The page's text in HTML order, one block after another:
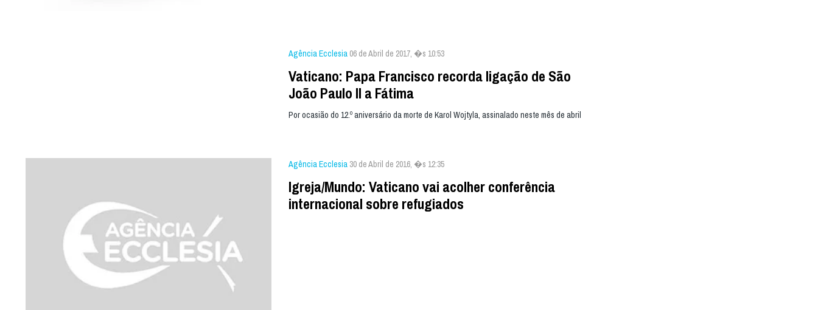
Agência Ecclesia 06 de Abril de 2017, �s 10:53
Vaticano: Papa Francisco recorda ligação de São
João Paulo II a Fátima
Por ocasião do 12.º aniversário da morte de Karol Wojtyla, assinalado neste mês de abril
Agência Ecclesia 30 de Abril de 2016, �s 12:35
Igreja/Mundo: Vaticano vai acolher conferência
internacional sobre refugiados